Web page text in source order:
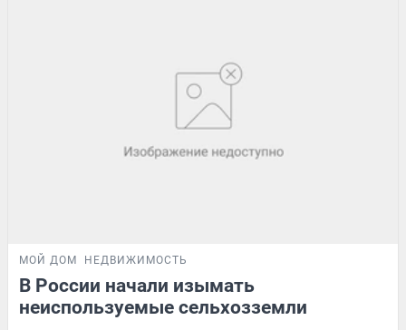
МОЙ ДОМ НЕДВИЖИМОСТЬ
В России начали изымать
неиспользуемые сельхозземли